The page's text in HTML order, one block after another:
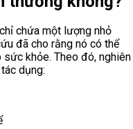
chứa một lượng nhỏ
đã cho rằng nó có thể
khỏe. Theo đó, nghiên
dụng: